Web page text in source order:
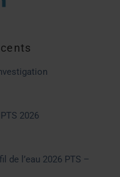
2026
de l’eau 2026 PTS –